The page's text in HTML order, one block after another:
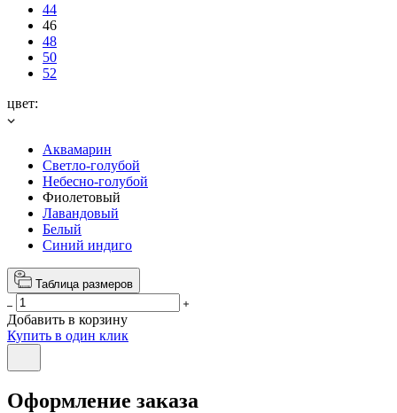
44
46
48
50
52
цвет:
Аквамарин
Светло-голубой
Небесно-голубой
Фиолетовый
Лавандовый
Белый
Синий индиго
Таблица размеров
Добавить в корзину
Купить в один клик
Оформление заказа